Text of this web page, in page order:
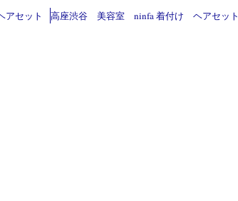
セット 高座渋谷 美容室 ninfa 着付け ヘアセット